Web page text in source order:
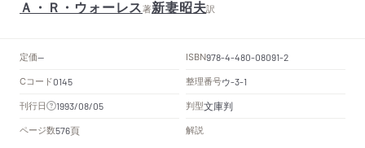
Ａ・Ｒ・ウォーレス著新妻昭夫訳
定価-- ISBN978-4-480-08091-2
Cコード0145 整理番号ウ-3-1
刊行日 1993/08/05 判型文庫判
ページ数576頁 解説